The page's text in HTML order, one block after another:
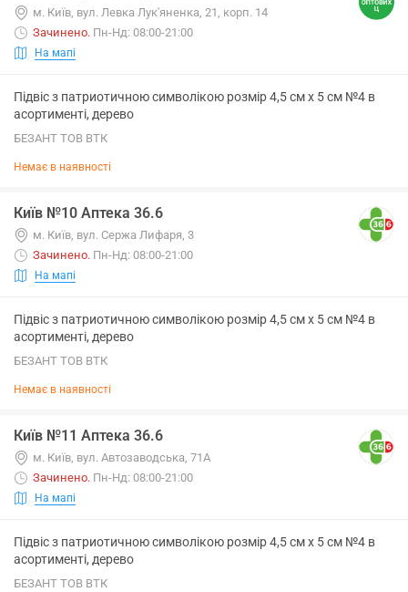
м. Київ, вул. Левка Лук'яненка, 21, корп. 14
Зачинено. Пн-Нд: 08:00-21:00
На мапі
Підвіс з патриотичною символікою розмір 4,5 см х 5 см №4 в
асортименті, дерево
БЕЗАНТ ТОВ ВТК
Немає в наявності
Київ №10 Аптека 36.6
м. Київ, вул. Сержа Лифаря, 3
Зачинено. Пн-Нд: 08:00-21:00
На мапі
Підвіс з патриотичною символікою розмір 4,5 см х 5 см №4 в
асортименті, дерево
БЕЗАНТ ТОВ ВТК
Немає в наявності
Київ №11 Аптека 36.6
м. Київ, вул. Автозаводська, 71А
Зачинено. Пн-Нд: 08:00-21:00
На мапі
Підвіс з патриотичною символікою розмір 4,5 см х 5 см №4 в
асортименті, дерево
БЕЗАНТ ТОВ ВТК